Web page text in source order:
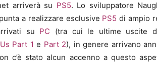
arriverà su PS5. Lo sviluppatore
a realizzare esclusive PS5 di ampio
su PC (tra cui le ultime uscite
Part 1 e Part 2), in genere arrivano
c’è stato alcun accenno a questo